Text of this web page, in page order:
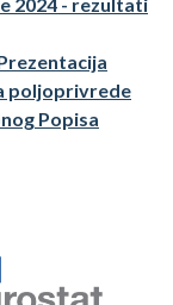
poljoprivrede
Popisa